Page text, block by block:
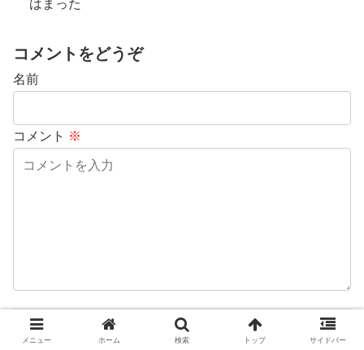
はまった
コメントをどうぞ
名前
コメント ※
メニュー ホーム 検索 トップ サイドバー